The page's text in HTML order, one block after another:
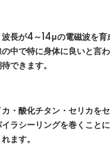
長が4～14μの電磁波を育
中で特に身体に良いと言
できます。
・酸化チタン・セリカを
ラシーリングを巻くこと
ます。